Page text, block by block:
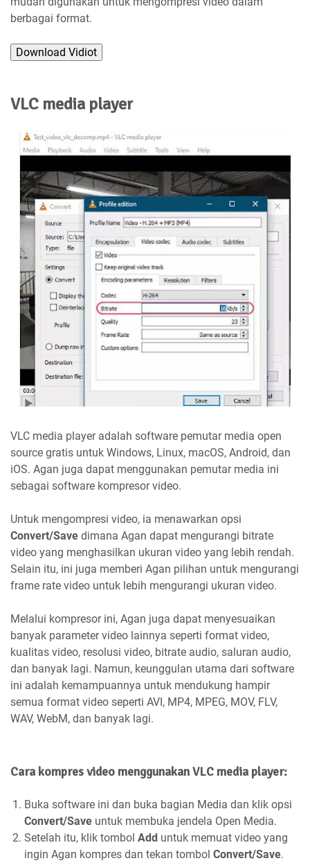
berbagai format.
Download Vidiot
VLC media player
VLC media player adalah software pemutar media open
source gratis untuk Windows, Linux, macOS, Android, dan
iOS. Agan juga dapat menggunakan pemutar media ini
sebagai software kompresor video.
Untuk mengompresi video, ia menawarkan opsi
Convert/Save dimana Agan dapat mengurangi bitrate
video yang menghasilkan ukuran video yang lebih rendah.
Selain itu, ini juga memberi Agan pilihan untuk mengurangi
frame rate video untuk lebih mengurangi ukuran video.
Melalui kompresor ini, Agan juga dapat menyesuaikan
banyak parameter video lainnya seperti format video,
kualitas video, resolusi video, bitrate audio, saluran audio,
dan banyak lagi. Namun, keunggulan utama dari software
ini adalah kemampuannya untuk mendukung hampir
semua format video seperti AVI, MP4, MPEG, MOV, FLV,
WAV, WebM, dan banyak lagi.
Cara kompres video menggunakan VLC media player:
Buka software ini dan buka bagian Media dan klik opsi
Convert/Save untuk membuka jendela Open Media.
Setelah itu, klik tombol Add untuk memuat video yang
ingin Agan kompres dan tekan tombol Convert/Save.